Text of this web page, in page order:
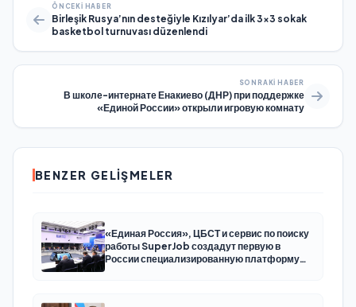
ÖNCEKI HABER
Birleşik Rusya’nın desteğiyle Kızılyar’da ilk 3×3 sokak
basketbol turnuvası düzenlendi
SONRAKI HABER
В школе-интернате Енакиево (ДНР) при поддержке
«Единой России» открыли игровую комнату
BENZER GELIŞMELER
«Единая Россия», ЦБСТ и сервис по поиску
работы SuperJob создадут первую в
России специализированную платформу